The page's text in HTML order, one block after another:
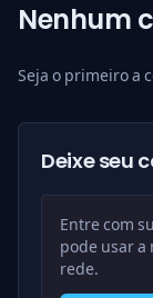
Nenhum
Seja o primeiro a
Deixe seu
Entre com
pode usar a
rede.